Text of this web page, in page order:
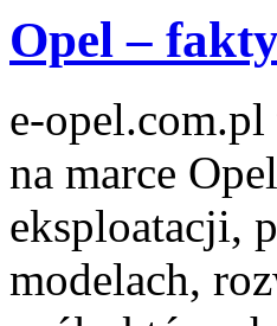
Opel –
e-
na marce
eksploatacji,
modelach,